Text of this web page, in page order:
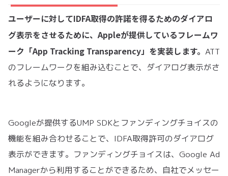
ユーザーに対してIDFA取得の許諾を得るためのダイアロ
グ表示をさせるために、Appleが提供しているフレームワ
ーク「App Tracking Transparency」を実装します。 ATT
のフレームワークを組み込むことで、ダイアログ表示がさ
れるようになります。
Googleが提供するUMP SDKとファンディングチョイスの
機能を組み合わせることで、IDFA取得許可のダイアログ
表示ができます。ファンディングチョイスは、Google Ad
Managerから利用することができるため、自社でメッセー